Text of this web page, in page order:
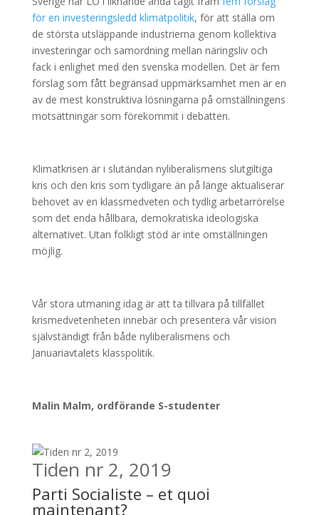
för en investeringsledd klimatpolitik, för att ställa om
de största utsläppande industrierna genom kollektiva
investeringar och samordning mellan näringsliv och
fack i enlighet med den svenska modellen. Det är fem
förslag som fått begränsad uppmärksamhet men är en
av de mest konstruktiva lösningarna på omställningens
motsättningar som förekommit i debatten.
Klimatkrisen är i slutändan nyliberalismens slutgiltiga
kris och den kris som tydligare än på länge aktualiserar
behovet av en klassmedveten och tydlig arbetarrörelse
som det enda hållbara, demokratiska ideologiska
alternativet. Utan folkligt stöd är inte omställningen
möjlig.
Vår stora utmaning idag är att ta tillvara på tillfället
krismedvetenheten innebär och presentera vår vision
självständigt från både nyliberalismens och
Januariavtalets klasspolitik.
Malin Malm, ordförande S-studenter
Tiden nr 2, 2019
Parti Socialiste – et quoi
maintenant?